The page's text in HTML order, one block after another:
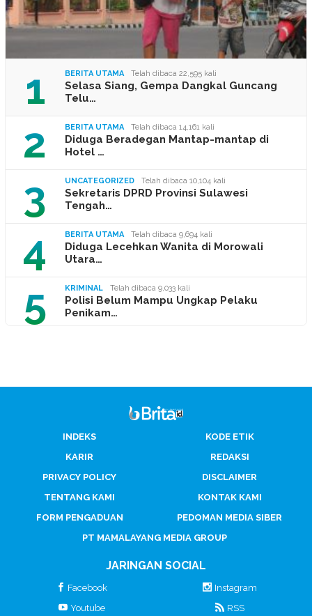
1 BERITA UTAMA Telah dibaca 22,595 kali
Selasa Siang, Gempa Dangkal Guncang
Telu…
2 BERITA UTAMA Telah dibaca 14,161 kali
Diduga Beradegan Mantap-mantap di
Hotel …
3 UNCATEGORIZED Telah dibaca 10,104 kali
Sekretaris DPRD Provinsi Sulawesi
Tengah…
4 BERITA UTAMA Telah dibaca 9,694 kali
Diduga Lecehkan Wanita di Morowali
Utara…
5 KRIMINAL Telah dibaca 9,033 kali
Polisi Belum Mampu Ungkap Pelaku
Penikam…
INDEKS
KODE ETIK
KARIR
REDAKSI
PRIVACY POLICY
DISCLAIMER
TENTANG KAMI
KONTAK KAMI
FORM PENGADUAN
PEDOMAN MEDIA SIBER
PT MAMALAYANG MEDIA GROUP
JARINGAN SOCIAL
Facebook
Instagram
Youtube
RSS